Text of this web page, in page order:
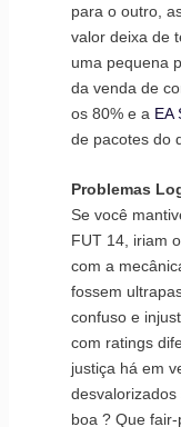
para o outro,
valor deixa de
uma pequena
da venda de
os 80% e a EA
de pacotes do
Problemas
Se você
FUT 14, iriam
com a
fossem
confuso e
com ratings
justiça há em
boa ? Que